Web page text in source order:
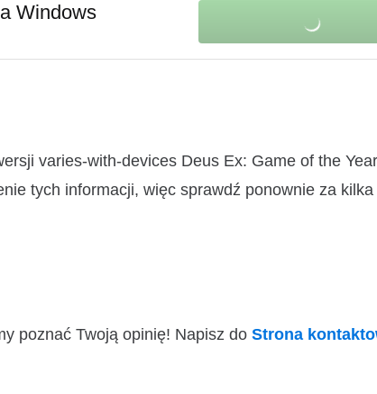
Windows
varies-with-devices Deus Ex: Game of the
tych informacji, więc sprawdź ponownie za
poznać Twoją opinię! Napisz do Strona